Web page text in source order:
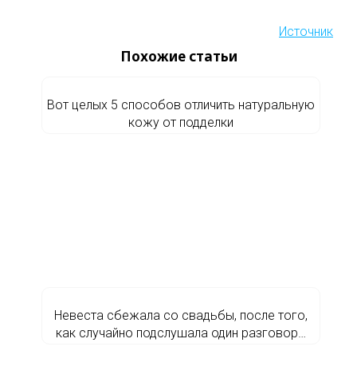
Источник
Похожие статьи
Вот целых 5 способов отличить натуральную
кожу от подделки
Невеста сбежала со свадьбы, после того,
как случайно подслушала один разговор…